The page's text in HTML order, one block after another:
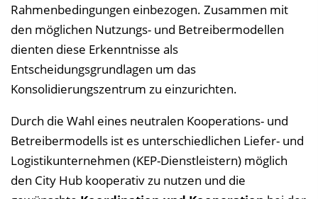
Rahmenbedingungen einbezogen. Zusammen mit
den möglichen Nutzungs- und Betreibermodellen
dienten diese Erkenntnisse als
Entscheidungsgrundlagen um das
Konsolidierungszentrum zu einzurichten.
Durch die Wahl eines neutralen Kooperations- und
Betreibermodells ist es unterschiedlichen Liefer- und
Logistikunternehmen (KEP-Dienstleistern) möglich
den City Hub kooperativ zu nutzen und die